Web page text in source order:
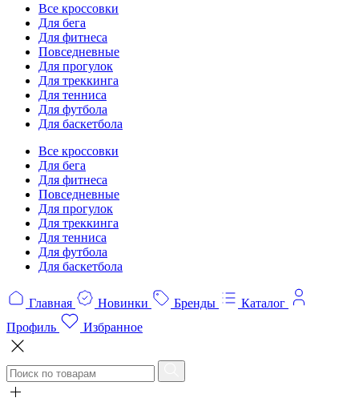
Все кроссовки
Для бега
Для фитнеса
Повседневные
Для прогулок
Для треккинга
Для тенниса
Для футбола
Для баскетбола
Все кроссовки
Для бега
Для фитнеса
Повседневные
Для прогулок
Для треккинга
Для тенниса
Для футбола
Для баскетбола
Главная Новинки Бренды
Каталог
Профиль
Избранное